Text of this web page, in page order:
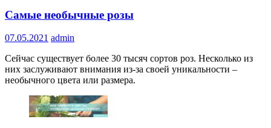
Самые необычные розы
07.05.2021 admin
Сейчас существует более 30 тысяч сортов роз. Несколько из
них заслуживают внимания из-за своей уникальности –
необычного цвета или размера.